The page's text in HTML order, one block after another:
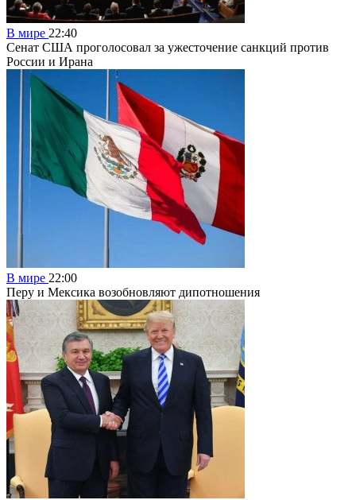
В мире 22:40
Сенат США проголосовал за ужесточение санкций против
России и Ирана
В мире 22:00
Перу и Мексика возобновляют дипотношения